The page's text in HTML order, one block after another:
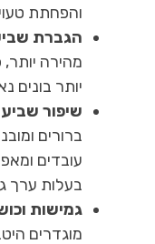
והפחתת
הגברת
מהירה יותר,
יותר בונים
שיפור
ברורים
עובדים
בעלות ערך
גמישות
מוגדרים